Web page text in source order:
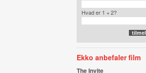
Hvad er 1 + 2?
Ekko anbefaler film
The Invite